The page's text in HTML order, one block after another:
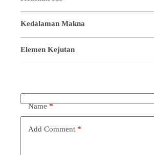
Kedalaman Makna
Elemen Kejutan
Name*
Add Comment *